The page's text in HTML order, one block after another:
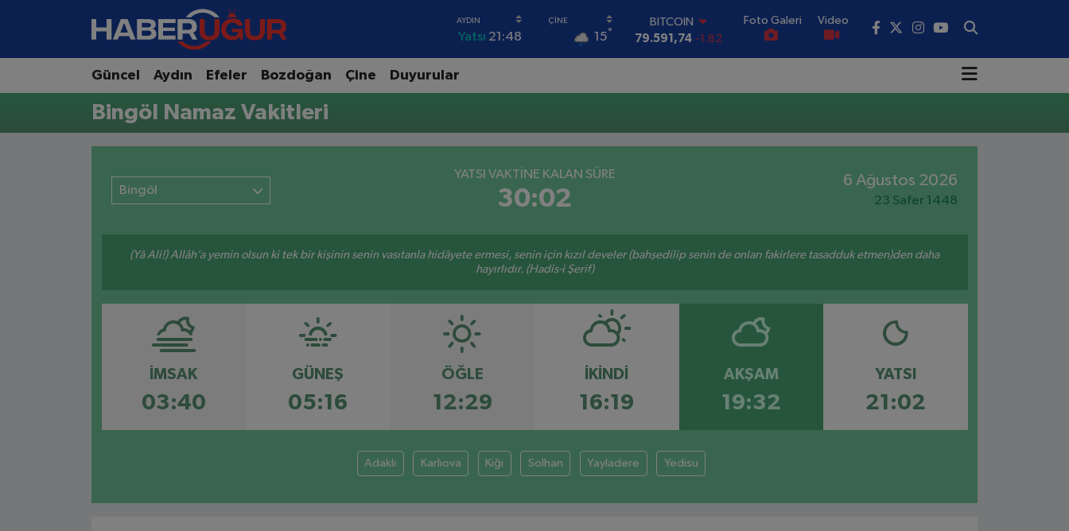
Yatsı 21:48 15°
BITCOIN
79.591,74 -1.82
Foto Galeri Video
Güncel Aydın Efeler Bozdoğan Çine Duyurular
Bingöl Namaz Vakitleri
Bingöl
YATSI VAKTİNE KALAN SÜRE
30:02
6 Ağustos 2026
23 Safer 1448
(Yâ Ali!) Allâh’a yemin olsun ki tek bir kişinin senin vasıtanla hidâyete ermesi, senin için kızıl develer (bahşedilip senin de onları fakirlere tasadduk etmen)den daha
hayırlıdır. (Hadis-i Şerif)
İMSAK
03:40
GÜNEŞ
05:16
ÖĞLE
12:29
İKINDI
16:19
AKŞAM
19:32
YATSI
21:02
Adaklı Karlıova Kiğı Solhan Yayladere Yedisu
Aydın Nöbetçi Eczaneler
Aydın Hava Durumu
Aydın Trafik Yoğunluk Haritası
Tüm Manşetler
Son Dakika Haberleri